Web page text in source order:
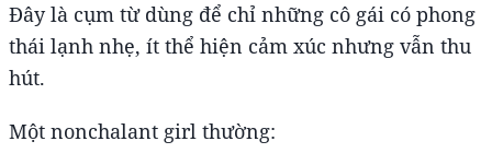
Đây là cụm từ dùng để chỉ những cô gái có phong
thái lạnh nhẹ, ít thể hiện cảm xúc nhưng vẫn thu
hút.
Một nonchalant girl thường: